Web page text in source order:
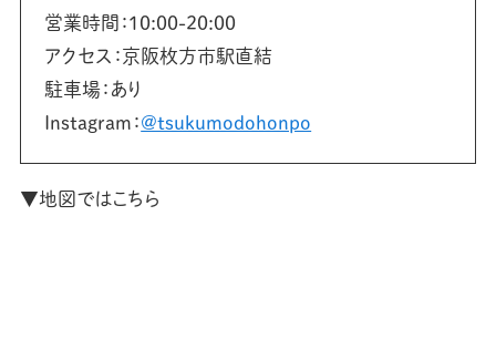
営業時間：10:00-20:00
アクセス：京阪枚方市駅直結
駐車場：あり
Instagram：@tsukumodohonpo
▼地図ではこちら